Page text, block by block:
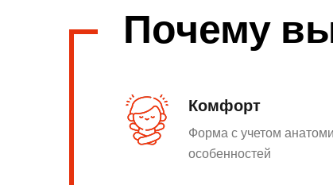
Почему
Комфорт
Форма с учетом
особенностей